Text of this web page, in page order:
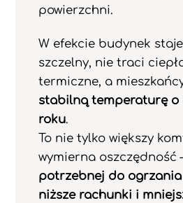
powierzchni.
W efekcie budynek
szczelny, nie traci
termiczne, a
stabilną temperaturę o
roku.
To nie tylko większy
wymierna oszczędność
potrzebnej do
niższe rachunki i